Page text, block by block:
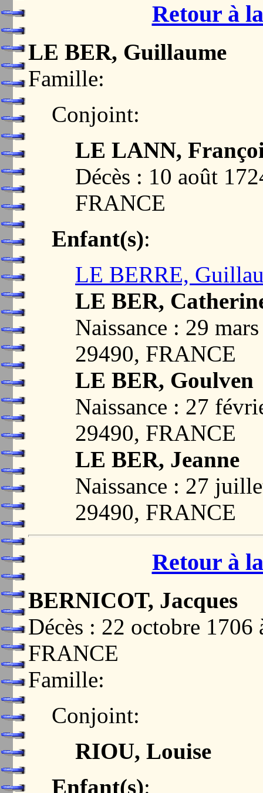
Retour à
LE BER, Guillaume
Famille:
Conjoint:
LE LANN,
Décès : 10 août
FRANCE
Enfant(s):
LE BERRE,
LE BER,
Naissance : 29
29490, FRANCE
LE BER, Goulven
Naissance : 27
29490, FRANCE
LE BER, Jeanne
Naissance : 27
29490, FRANCE
Retour à
BERNICOT, Jacques
Décès : 22 octobre
FRANCE
Famille:
Conjoint:
RIOU, Louise
Enfant(s):